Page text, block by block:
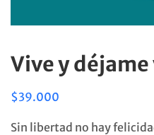
Vive y
$39.000
Sin libertad no hay